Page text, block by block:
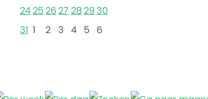
24 25 26 27 28 29 30
31 1 2 3 4 5 6